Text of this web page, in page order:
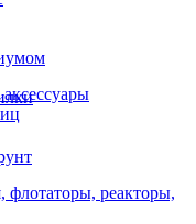
реакторы,